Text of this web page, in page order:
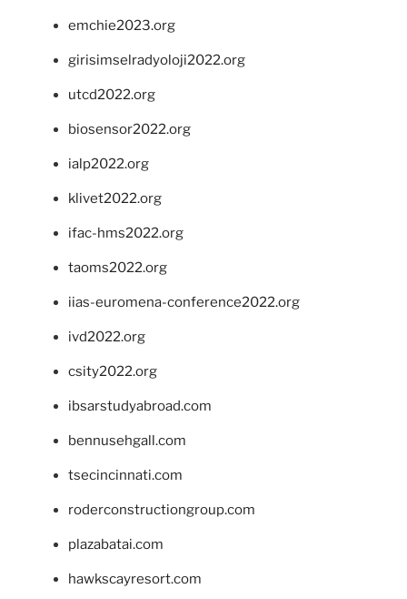
emchie2023.org
girisimselradyoloji2022.org
utcd2022.org
biosensor2022.org
ialp2022.org
klivet2022.org
ifac-hms2022.org
taoms2022.org
iias-euromena-conference2022.org
ivd2022.org
csity2022.org
ibsarstudyabroad.com
bennusehgall.com
tsecincinnati.com
roderconstructiongroup.com
plazabatai.com
hawkscayresort.com